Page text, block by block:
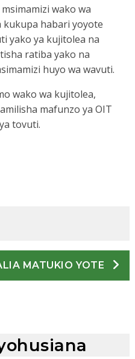
wako wa
habari yoyote
yako ya kujitolea na
ratiba yako na
huyo wa wavuti.
wako wa kujitolea,
mafunzo ya OIT
tovuti.
MATUKIO YOTE